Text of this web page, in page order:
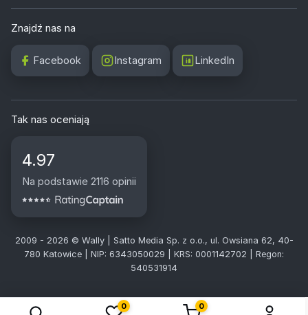
Znajdź nas na
Facebook Instagram LinkedIn
Tak nas oceniają
4.97
Na podstawie 2116 opinii
2009 - 2026 © Wally | Satto Media Sp. z o.o., ul. Owsiana 62, 40-
780 Katowice | NIP: 6343050029 | KRS: 0001142702 | Regon:
540531914
0 0